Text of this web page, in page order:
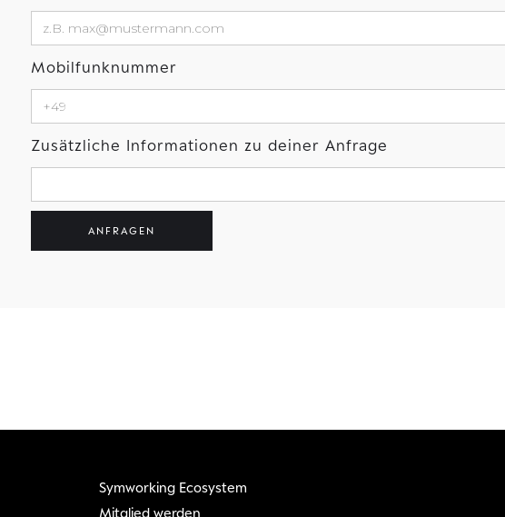
Mobilfunknummer
Zusätzliche Informationen zu deiner Anfrage
Symworking Ecosystem
Mitglied werden